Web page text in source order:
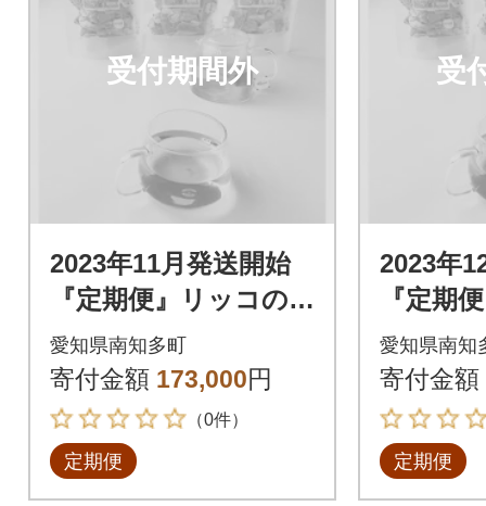
受付期間外
2023年11月発送開始
『定期便』リッコの
ハーブティー(おまか
せセット20個入り×3
袋)全12回
愛知県南知多町
寄付金額 173,000円
（0件）
定期便
受
2023年
『定期
ハーブ
せセッ
袋)全12
愛知県南知
寄付金額
定期便